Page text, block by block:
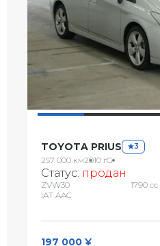
TOYOTA PRIUS 3
257 000 км2010 гG
Статус: продан
ZVW30
IAT AAC
1790 сс
197 000 ¥